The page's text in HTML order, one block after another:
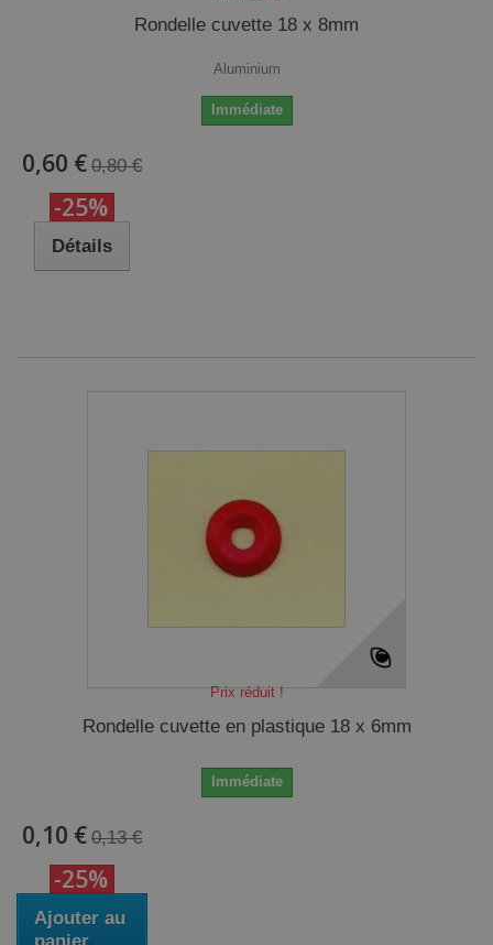
Rondelle cuvette 18 x 8mm
Aluminium
Immédiate
0,60 € 0,80 €
-25%
Détails
Prix réduit !
Rondelle cuvette en plastique 18 x 6mm
Immédiate
0,10 € 0,13 €
-25%
Ajouter au